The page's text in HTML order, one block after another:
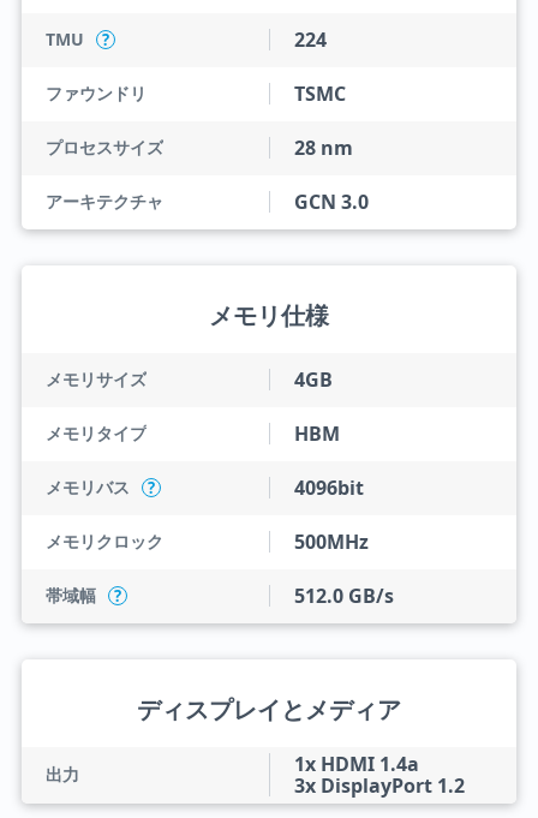
TMU ? 224
ファウンドリ TSMC
プロセスサイズ 28 nm
アーキテクチャ GCN 3.0
メモリ仕様
メモリサイズ 4GB
メモリタイプ HBM
メモリバス ? 4096bit
メモリクロック 500MHz
帯域幅 ? 512.0 GB/s
ディスプレイとメディア
出力
1x HDMI 1.4a
3x DisplayPort 1.2